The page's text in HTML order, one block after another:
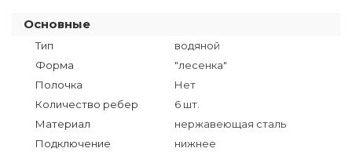
Основные
Тип
водяной
Форма
"лесенка"
Полочка
Нет
Количество ребер
6 шт.
Материал
нержавеющая сталь
Подключение
нижнее